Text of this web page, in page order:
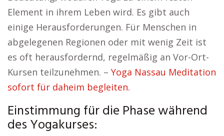
Element in ihrem Leben wird. Es gibt auch
einige Herausforderungen. Für Menschen in
abgelegenen Regionen oder mit wenig Zeit ist
es oft herausfordernd, regelmäßig an Vor-Ort-
Kursen teilzunehmen. – Yoga Nassau Meditation
sofort für daheim begleiten.
Einstimmung für die Phase während
des Yogakurses: